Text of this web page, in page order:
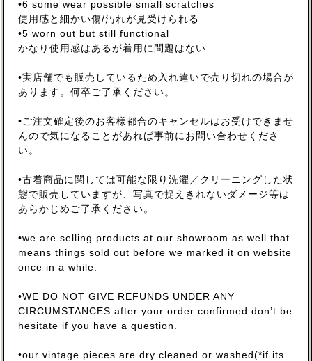
•6 some wear possible small scratches
使用感と細かい傷/汚れが見受けられる
•5 worn out but still functional
かなり使用感はあるが着用に問題はない
•実店舗でも販売しているため入れ違いで売り切れの場合が
あります。何卒ご了承ください。
•ご注文確定後のお客様都合のキャンセルはお受けできませ
んので気になることがあれば事前にお問い合わせくださ
い。
•古着商品に関しては可能な限り洗濯／クリーニングした状
態で販売していますが、写真で捉えきれないダメージ等は
あらかじめご了承ください。
•we are selling products at our showroom as well.that
means things sold out before we marked it on website
once in a while.
•WE DO NOT GIVE REFUNDS UNDER ANY
CIRCUMSTANCES after your order confirmed.don’t be
hesitate if you have a question.
•our vintage pieces are dry cleaned or washed(*if its